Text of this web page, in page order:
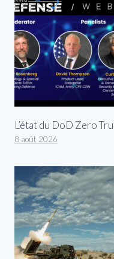
L’état du DoD Zero
8 août 2026